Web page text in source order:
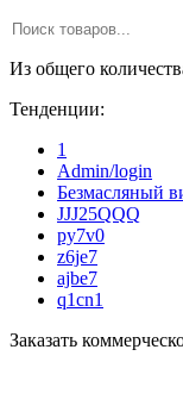
Из общего
Тенденции:
1
Admin/login
Безмасляный
JJJ25QQQ
py7v0
z6je7
ajbe7
q1cn1
Заказать